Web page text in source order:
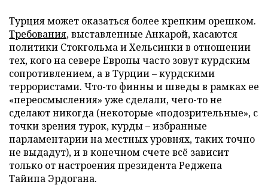
Турция может оказаться более крепким орешком.
Требования, выставленные Анкарой, касаются
политики Стокгольма и Хельсинки в отношении
тех, кого на севере Европы часто зовут курдским
сопротивлением, а в Турции – курдскими
террористами. Что-то финны и шведы в рамках ее
«переосмысления» уже сделали, чего-то не
сделают никогда (некоторые «подозрительные», с
точки зрения турок, курды – избранные
парламентарии на местных уровнях, таких точно
не выдадут), и в конечном счете всё зависит
только от настроения президента Реджепа
Тайипа Эрдогана.